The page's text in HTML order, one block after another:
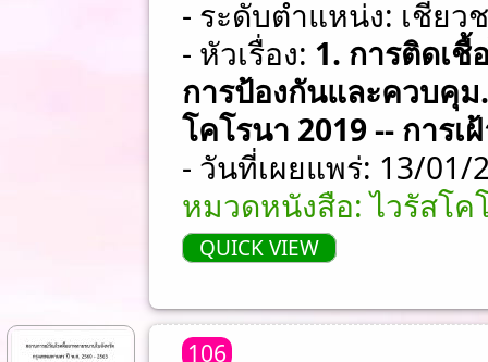
- ระดับตำแหน่ง: เชี่ยว
- หัวเรื่อง: 1. การติดเชื้
การป้องกันและควบคุม
โคโรนา 2019 -- การเ
- วันที่เผยแพร่: 13/01/
หมวดหนังสือ: ไวรัสโค
QUICK VIEW
106